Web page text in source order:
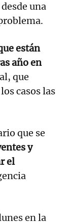
una
están
año en
que
casos las
que se
y
el
en la